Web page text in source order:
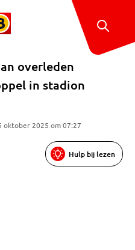
overleden
in stadion
oktober 2025 om 07:27
Hulp bij lezen